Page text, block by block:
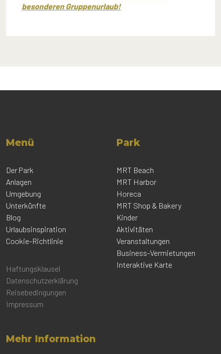
besonderen Gruppenurlaub!
Menü
Der Park
Anlagen
Umgebung
Unterkünfte
Blog
Urlaubsinspiration
Cookie-Richtlinie
Haftungsklausel
Datenschutzerklärung
Reisebedingungen
Impressum
Park
MRT Beach
MRT Harbor
Horeca
MRT Shop & Bakery
Kinder
Aktivitäten
Veranstaltungen
Business-Vermietungen
Interaktive Karte
Mehr Information